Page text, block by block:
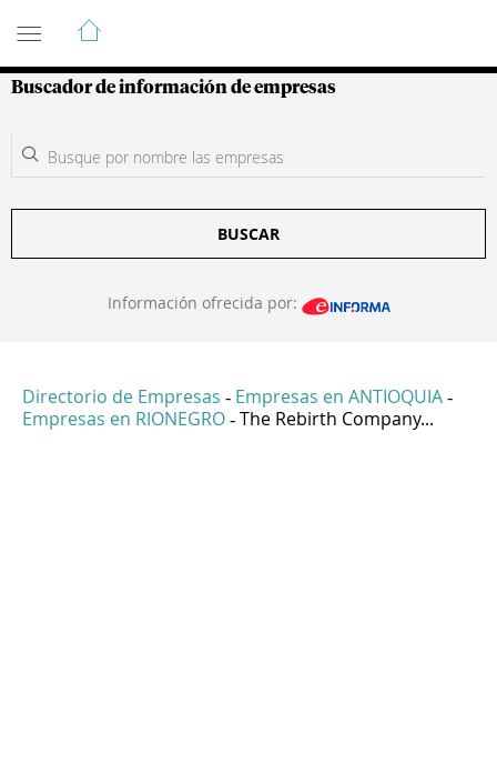
Guía de Empresas Colombianas
Buscador de información de empresas
BUSCAR
Información ofrecida por:
Directorio de Empresas - Empresas en ANTIOQUIA -
Empresas en RIONEGRO - The Rebirth Company...